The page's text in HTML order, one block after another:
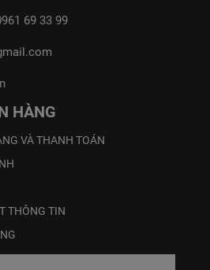
69 33 99
HÀNG
VÀ THANH TOÁN
THÔNG TIN